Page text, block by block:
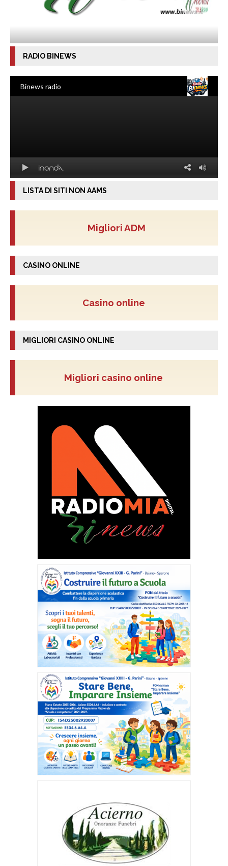
RADIO BINEWS
LISTA DI SITI NON AAMS
Migliori ADM
CASINO ONLINE
Casino online
MIGLIORI CASINO ONLINE
Migliori casino online